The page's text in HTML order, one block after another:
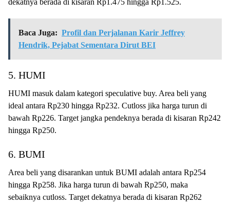
Baca Juga: Profil dan Perjalanan Karir Jeffrey
Hendrik, Pejabat Sementara Dirut BEI
5. HUMI
HUMI masuk dalam kategori speculative buy. Area beli yang
ideal antara Rp230 hingga Rp232. Cutloss jika harga turun di
bawah Rp226. Target jangka pendeknya berada di kisaran Rp242
hingga Rp250.
6. BUMI
Area beli yang disarankan untuk BUMI adalah antara Rp254
hingga Rp258. Jika harga turun di bawah Rp250, maka
sebaiknya cutloss. Target dekatnya berada di kisaran Rp262